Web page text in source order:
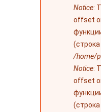
Notice:
offset
(строка
/home/
Notice:
offset
(строка